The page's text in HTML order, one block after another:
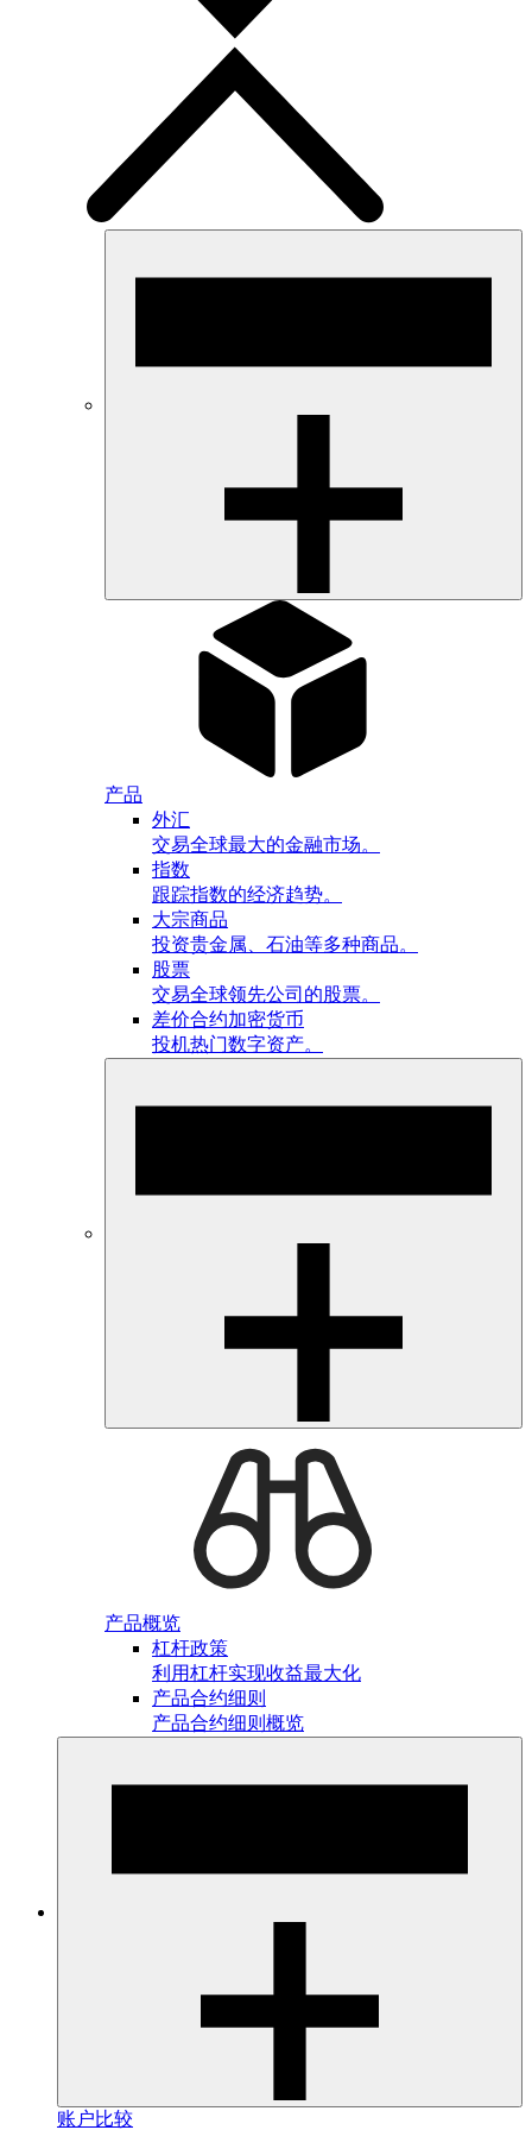
产品
外汇
交易全球最大的金融市场。
指数
跟踪指数的经济趋势。
大宗商品
投资贵金属、石油等多种商品。
股票
交易全球领先公司的股票。
差价合约加密货币
投机热门数字资产。
产品概览
杠杆政策
利用杠杆实现收益最大化
产品合约细则
产品合约细则概览
账户比较